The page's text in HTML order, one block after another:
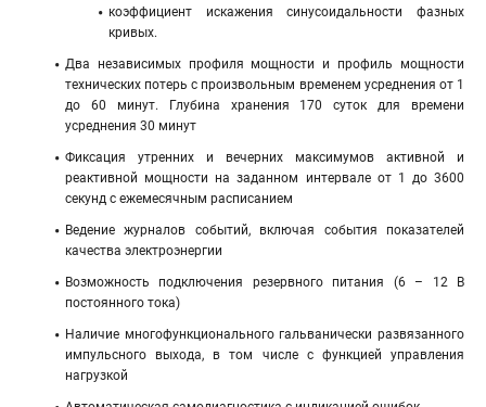
коэффициент искажения синусоидальности фазных
кривых.
Два независимых профиля мощности и профиль мощности
технических потерь с произвольным временем усреднения от 1
до 60 минут. Глубина хранения 170 суток для времени
усреднения 30 минут
Фиксация утренних и вечерних максимумов активной и
реактивной мощности на заданном интервале от 1 до 3600
секунд с ежемесячным расписанием
Ведение журналов событий, включая события показателей
качества электроэнергии
Возможность подключения резервного питания (6 – 12 В
постоянного тока)
Наличие многофункционального гальванически развязанного
импульсного выхода, в том числе с функцией управления
нагрузкой